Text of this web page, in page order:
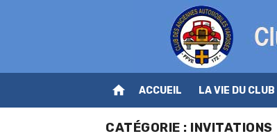
home ACCUEIL LA VIE DU CLUB
CATÉGORIE : INVITATIONS